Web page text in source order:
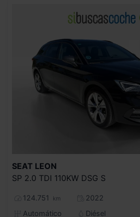
SEAT LEON
SP 2.0 TDI 110KW DSG S
124.751 km
2022
Automático
Diésel